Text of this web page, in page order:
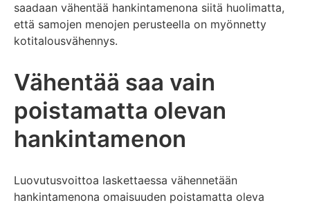
saadaan vähentää hankintamenona siitä huolimatta,
että samojen menojen perusteella on myönnetty
kotitalousvähennys.
Vähentää saa vain
poistamatta olevan
hankintamenon
Luovutusvoittoa laskettaessa vähennetään
hankintamenona omaisuuden poistamatta oleva